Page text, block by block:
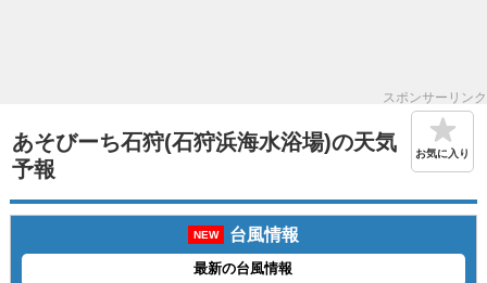
スポンサーリンク
あそびーち石狩(石狩浜海水浴場)の天気
予報
お気に入り
NEW 台風情報
最新の台風情報